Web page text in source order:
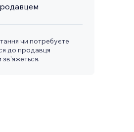
чи потребуєте
до продавця
зв'яжеться.